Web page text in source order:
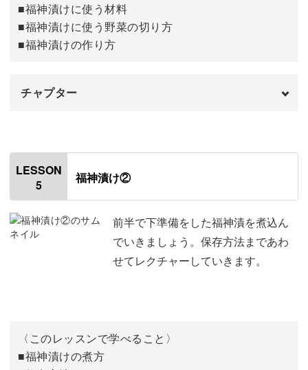
■福神漬けに使う材料
■福神漬けに使う野菜の切り方
■福神漬けの作り方
チャプター
はじめに
使用材料・道具
野菜を切って下漬けする 02:36
08:35
LESSON
5
福神漬け②
前半で下準備をした福神漬を煮込ん
でいきましょう。保存方法まであわ
せてレクチャーしていきます。
〈このレッスンで学べること〉
■福神漬けの煮方